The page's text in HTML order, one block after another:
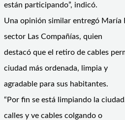
están participando”, indicó.
Una opinión similar entregó María
sector Las Compañías, quien
destacó que el retiro de cables
ciudad más ordenada, limpia y
agradable para sus habitantes.
“Por fin se está limpiando la
calles y ve cables colgando o